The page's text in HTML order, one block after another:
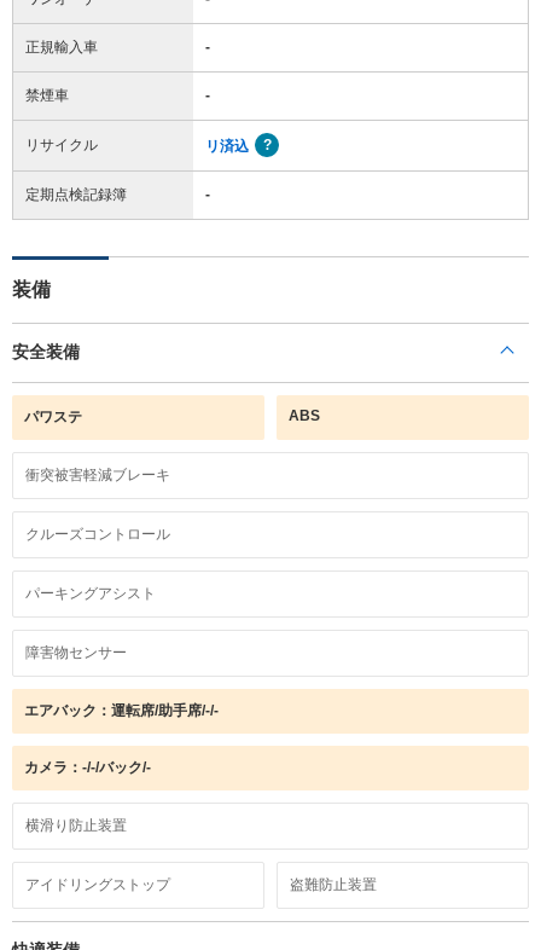
正規輸入車 -
禁煙車 -
リサイクル リ済込
定期点検記録簿 -
装備
安全装備
パワステ ABS
衝突被害軽減ブレーキ
クルーズコントロール
パーキングアシスト
障害物センサー
エアバック：運転席/助手席/-/-
カメラ：-/-/バック/-
横滑り防止装置
アイドリングストップ 盗難防止装置